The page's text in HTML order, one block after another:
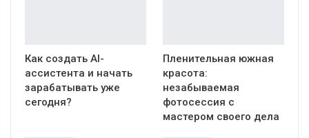
Как создать AI-
ассистента и начать
зарабатывать уже
сегодня?
Пленительная южная
красота:
незабываемая
фотосессия с
мастером своего дела